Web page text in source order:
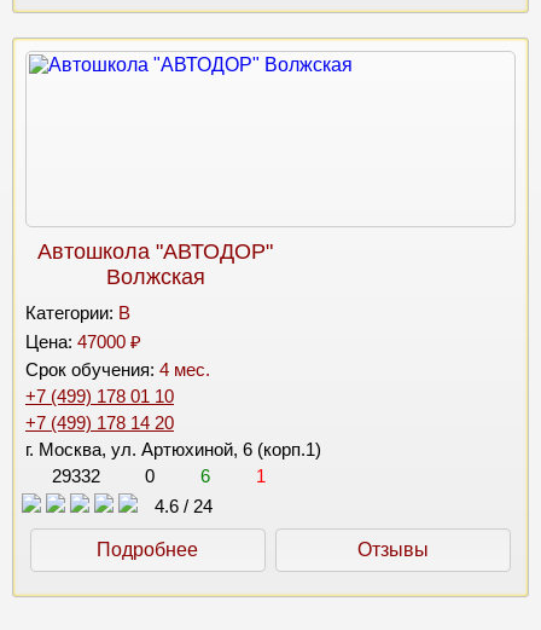
Автошкола "АВТОДОР"
Волжская
Категории: B
Цена: 47000 ₽
Срок обучения: 4 мес.
+7 (499) 178 01 10
+7 (499) 178 14 20
г. Москва, ул. Артюхиной, 6 (корп.1)
29332
0 6
1
4.6 / 24
Подробнее Отзывы